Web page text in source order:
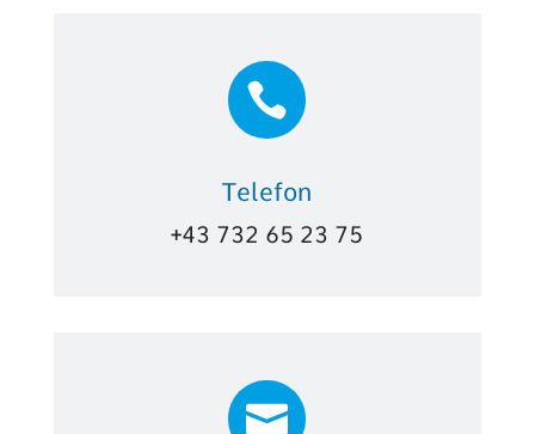

Telefon
+43 732 65 23 75
